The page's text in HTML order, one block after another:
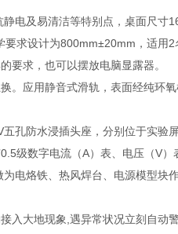
电及易清洁等特别点，桌面尺寸
求设计为800mm±20mm，适
要求，也可以摆放电脑显露器。
应用静音式滑轨，表面经纯环
孔防水浸插头座，分别位于实验
级数字电流（A）表、电压（V
电烙铁、热风焊台、电源模型块作
入大地现象,遇异常状况立刻自动警